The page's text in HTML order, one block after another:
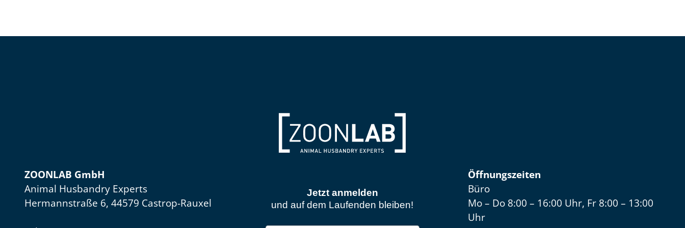
ZOONLAB GmbH
Animal Husbandry Experts
Hermannstraße 6, 44579 Castrop-Rauxel
Jetzt anmelden
und auf dem Laufenden bleiben!
Öffnungszeiten
Büro
Mo – Do 8:00 – 16:00 Uhr, Fr 8:00 – 13:00
Uhr